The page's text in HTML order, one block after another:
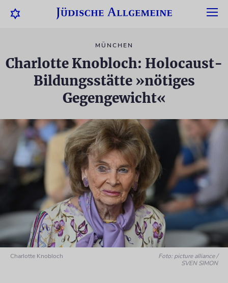
MÜNCHEN
Charlotte Knobloch: Holocaust-
Bildungsstätte »nötiges
Gegengewicht«
Charlotte Knobloch
Foto: picture alliance /
SVEN SIMON